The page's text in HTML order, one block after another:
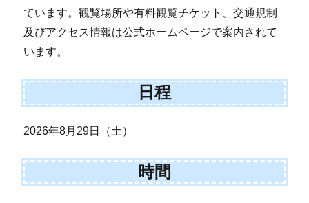
ています。観覧場所や有料観覧チケット、交通規制
及びアクセス情報は公式ホームページで案内されて
います。
日程
2026年8月29日（土）
時間